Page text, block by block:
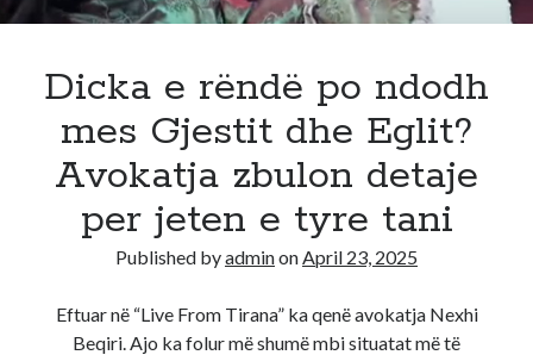
e
Dicka e rëndë po ndodh
mes Gjestit dhe Eglit?
Avokatja zbulon detaje
per jeten e tyre tani
Published byadminonApril 23, 2025
Eftuar në “Live From Tirana” ka qenë avokatja Nexhi
Beqiri. Ajo ka folur më shumë mbi situatat më të